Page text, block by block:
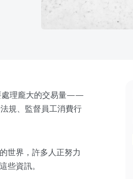
處理龐大的交易量——
規、監督員工消費行
世界，許多人正努力
些資訊。